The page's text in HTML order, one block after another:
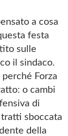
a cosa
festa
sulle
il sindaco.
Forza
o cambi
di
sboccata
della